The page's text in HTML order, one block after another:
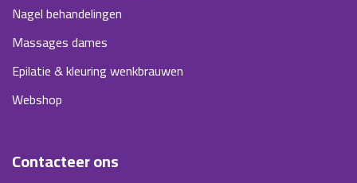
Nagel behandelingen
Massages dames
Epilatie & kleuring wenkbrauwen
Webshop
Contacteer ons